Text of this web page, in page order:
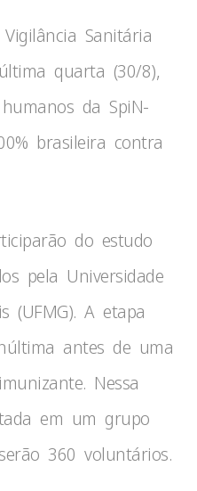
Sanitária
quarta (30/8),
da SpiN-
brasileira contra
do estudo
pela Universidade
(UFMG). A etapa
antes de uma
Nessa
em um grupo
360 voluntários.